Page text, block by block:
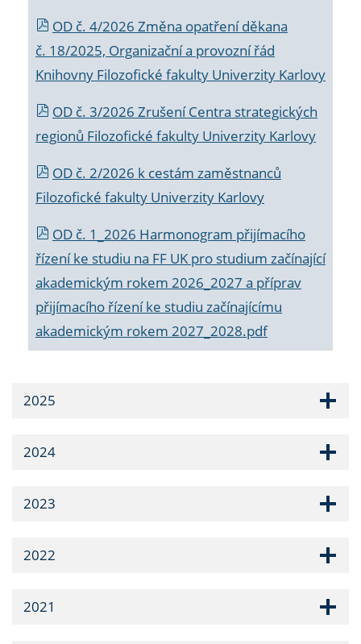
OD č. 4/2026 Změna opatření děkana
č. 18/2025, Organizační a provozní řád
Knihovny Filozofické fakulty Univerzity Karlovy
OD č. 3/2026 Zrušení Centra strategických
regionů Filozofické fakulty Univerzity Karlovy
OD č. 2/2026 k cestám zaměstnanců
Filozofické fakulty Univerzity Karlovy
OD č. 1_2026 Harmonogram přijímacího
řízení ke studiu na FF UK pro studium začínající
akademickým rokem 2026_2027 a příprav
přijímacího řízení ke studiu začínajícímu
akademickým rokem 2027_2028.pdf
2025
2024
2023
2022
2021